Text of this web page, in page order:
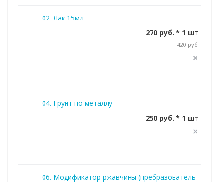
02. Лак 15мл
270 руб. * 1 шт
420 руб.
04. Грунт по металлу
250 руб. * 1 шт
06. Модификатор ржавчины (пребразователь